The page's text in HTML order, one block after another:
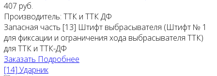
407 руб.
Производитель: ТТК и ТТК ДФ
Запасная часть [13] Штифт выбрасывателя (Штифт № 1
для фиксации и ограничения хода выбрасывателя ТТК)
для ТТК и ТТК-ДФ
Заказать Подробнее
[14] Ударник